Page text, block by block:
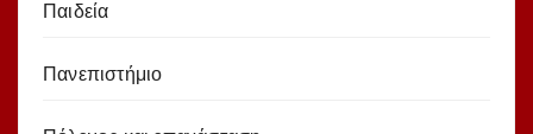
Παιδεία
Πανεπιστήμιο